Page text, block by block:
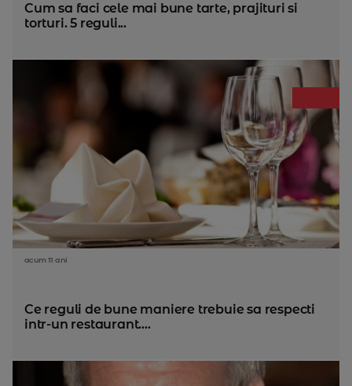
Cum sa faci cele mai bune tarte, prajituri si
torturi. 5 reguli...
acum 11 ani
Ce reguli de bune maniere trebuie sa respecti
intr-un restaurant....